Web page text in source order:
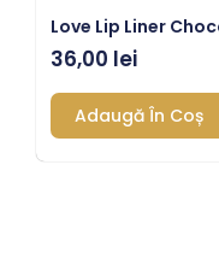
Love Lip Liner
36,00 lei
Adaugă În Coș